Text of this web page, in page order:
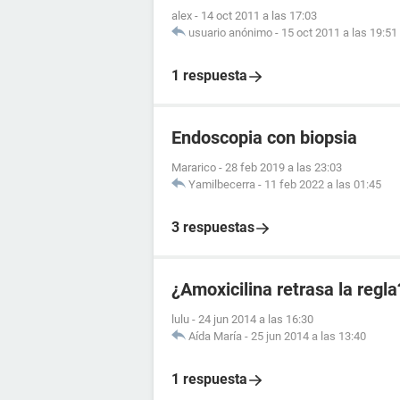
alex - 14 oct 2011 a las 17:03
usuario anónimo - 15 oct 2011 a las 19:51
1 respuesta
Endoscopia con biopsia
Mararico - 28 feb 2019 a las 23:03
Yamilbecerra - 11 feb 2022 a las 01:45
3 respuestas
¿Amoxicilina retrasa la
lulu - 24 jun 2014 a las 16:30
Aída María - 25 jun 2014 a las 13:40
1 respuesta